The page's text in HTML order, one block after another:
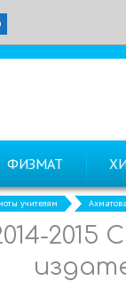
ФИЗМАТ
учителям